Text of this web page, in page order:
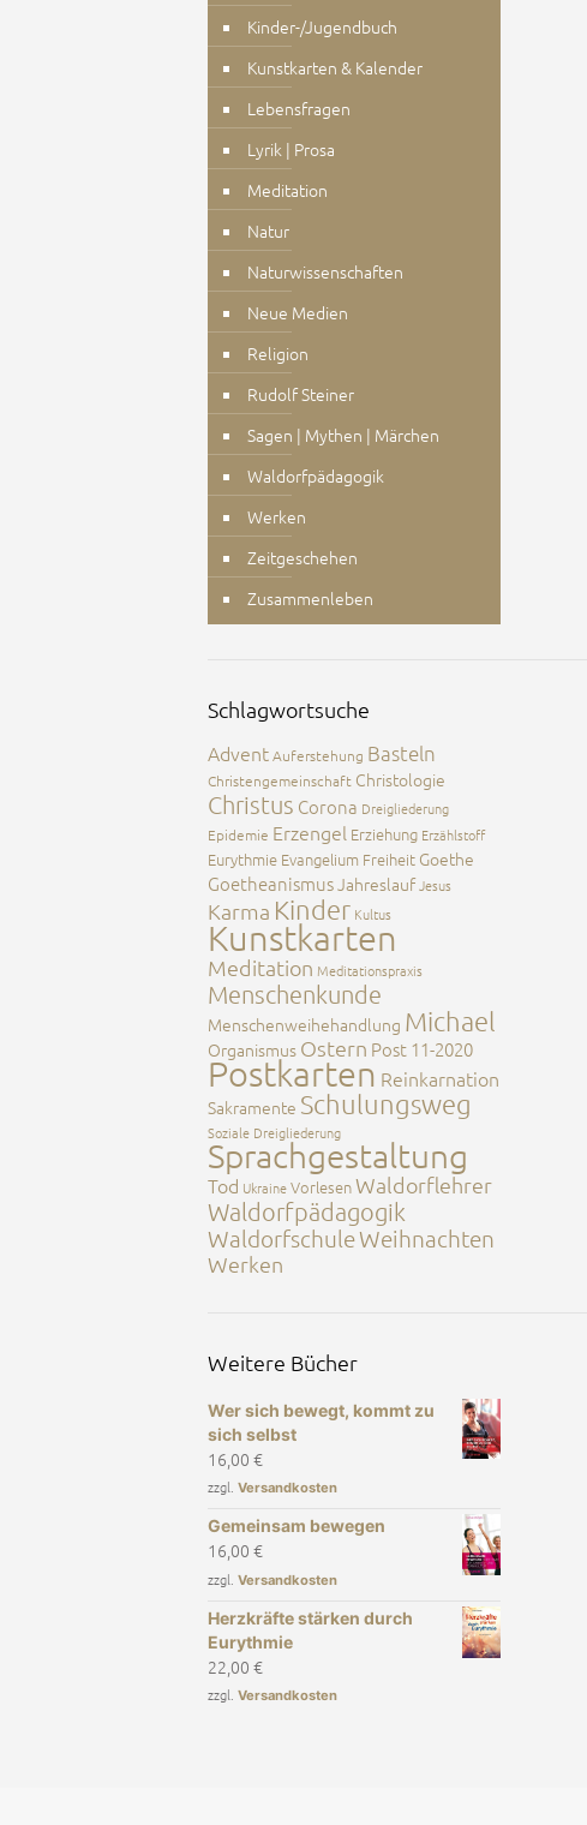
Kinder-/Jugendbuch
Kunstkarten & Kalender
Lebensfragen
Lyrik | Prosa
Meditation
Natur
Naturwissenschaften
Neue Medien
Religion
Rudolf Steiner
Sagen | Mythen | Märchen
Waldorfpädagogik
Werken
Zeitgeschehen
Zusammenleben
Schlagwortsuche
AdventAuferstehung Basteln
Christengemeinschaft Christologie
Christus Corona Dreigliederung
Epidemie Erzengel Erziehung Erzählstoff
Eurythmie Evangelium Freiheit Goethe
GoetheanismusJahreslaufJesus
Karma Kinder Kultus
Kunstkarten
Meditation Meditationspraxis
Menschenkunde
Menschenweihehandlung Michael
Organismus Ostern Post 11-2020
Postkarten Reinkarnation
Sakramente Schulungsweg
Soziale Dreigliederung
Sprachgestaltung
Tod UkraineVorlesenWaldorflehrer
Waldorfpädagogik
WaldorfschuleWeihnachten
Werken
Weitere Bücher
Wer sich bewegt, kommt zu
sich selbst
16,00 €
zzgl. Versandkosten
Gemeinsam bewegen
16,00 €
zzgl. Versandkosten
Herzkräfte stärken durch
Eurythmie
22,00 €
zzgl. Versandkosten